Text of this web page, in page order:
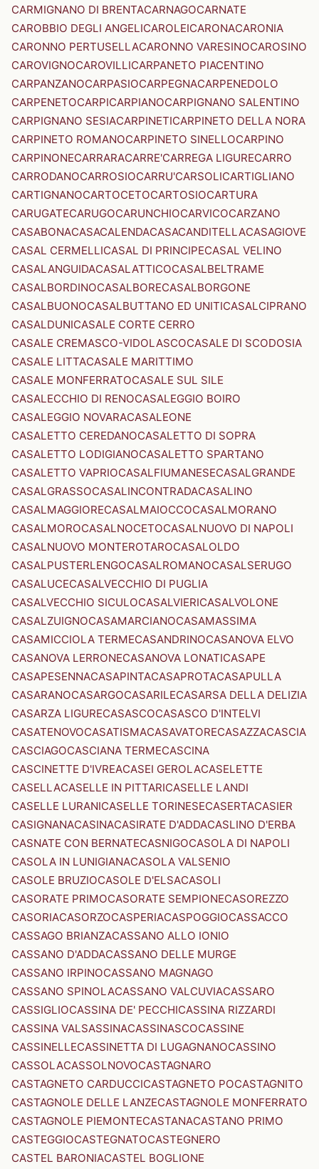
CARMIGNANO DI BRENTACARNAGOCARNATE
CAROBBIO DEGLI ANGELICAROLEICARONACARONIA
CARONNO PERTUSELLACARONNO VARESINOCAROSINO
CAROVIGNOCAROVILLICARPANETO PIACENTINO
CARPANZANOCARPASIOCARPEGNACARPENEDOLO
CARPENETOCARPICARPIANOCARPIGNANO SALENTINO
CARPIGNANO SESIACARPINETICARPINETO DELLA NORA
CARPINETO ROMANOCARPINETO SINELLOCARPINO
CARPINONECARRARACARRE'CARREGA LIGURECARRO
CARRODANOCARROSIOCARRU'CARSOLICARTIGLIANO
CARTIGNANOCARTOCETOCARTOSIOCARTURA
CARUGATECARUGOCARUNCHIOCARVICOCARZANO
CASABONACASACALENDACASACANDITELLACASAGIOVE
CASAL CERMELLICASAL DI PRINCIPECASAL VELINO
CASALANGUIDACASALATTICOCASALBELTRAME
CASALBORDINOCASALBORECASALBORGONE
CASALBUONOCASALBUTTANO ED UNITICASALCIPRANO
CASALDUNICASALE CORTE CERRO
CASALE CREMASCO-VIDOLASCOCASALE DI SCODOSIA
CASALE LITTACASALE MARITTIMO
CASALE MONFERRATOCASALE SUL SILE
CASALECCHIO DI RENOCASALEGGIO BOIRO
CASALEGGIO NOVARACASALEONE
CASALETTO CEREDANOCASALETTO DI SOPRA
CASALETTO LODIGIANOCASALETTO SPARTANO
CASALETTO VAPRIOCASALFIUMANESECASALGRANDE
CASALGRASSOCASALINCONTRADACASALINO
CASALMAGGIORECASALMAIOCCOCASALMORANO
CASALMOROCASALNOCETOCASALNUOVO DI NAPOLI
CASALNUOVO MONTEROTAROCASALOLDO
CASALPUSTERLENGOCASALROMANOCASALSERUGO
CASALUCECASALVECCHIO DI PUGLIA
CASALVECCHIO SICULOCASALVIERICASALVOLONE
CASALZUIGNOCASAMARCIANOCASAMASSIMA
CASAMICCIOLA TERMECASANDRINOCASANOVA ELVO
CASANOVA LERRONECASANOVA LONATICASAPE
CASAPESENNACASAPINTACASAPROTACASAPULLA
CASARANOCASARGOCASARILECASARSA DELLA DELIZIA
CASARZA LIGURECASASCOCASASCO D'INTELVI
CASATENOVOCASATISMACASAVATORECASAZZACASCIA
CASCIAGOCASCIANA TERMECASCINA
CASCINETTE D'IVREACASEI GEROLACASELETTE
CASELLACASELLE IN PITTARICASELLE LANDI
CASELLE LURANICASELLE TORINESECASERTACASIER
CASIGNANACASINACASIRATE D'ADDACASLINO D'ERBA
CASNATE CON BERNATECASNIGOCASOLA DI NAPOLI
CASOLA IN LUNIGIANACASOLA VALSENIO
CASOLE BRUZIOCASOLE D'ELSACASOLI
CASORATE PRIMOCASORATE SEMPIONECASOREZZO
CASORIACASORZOCASPERIACASPOGGIOCASSACCO
CASSAGO BRIANZACASSANO ALLO IONIO
CASSANO D'ADDACASSANO DELLE MURGE
CASSANO IRPINOCASSANO MAGNAGO
CASSANO SPINOLACASSANO VALCUVIACASSARO
CASSIGLIOCASSINA DE' PECCHICASSINA RIZZARDI
CASSINA VALSASSINACASSINASCOCASSINE
CASSINELLECASSINETTA DI LUGAGNANOCASSINO
CASSOLACASSOLNOVOCASTAGNARO
CASTAGNETO CARDUCCICASTAGNETO POCASTAGNITO
CASTAGNOLE DELLE LANZECASTAGNOLE MONFERRATO
CASTAGNOLE PIEMONTECASTANACASTANO PRIMO
CASTEGGIOCASTEGNATOCASTEGNERO
CASTEL BARONIACASTEL BOGLIONE